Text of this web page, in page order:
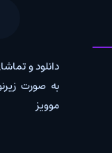
دانلود و تماشای آنلاین
به صورت زیرنویس